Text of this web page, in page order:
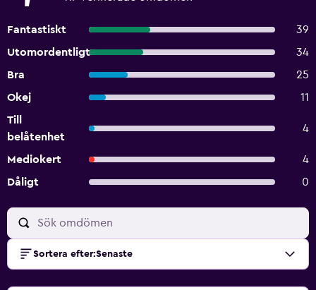
Fantastiskt
39
Utomordentligt
34
Bra
25
Okej
11
Till
belåtenhet
4
Mediokert
4
Dåligt
0
Sortera efter:Senaste